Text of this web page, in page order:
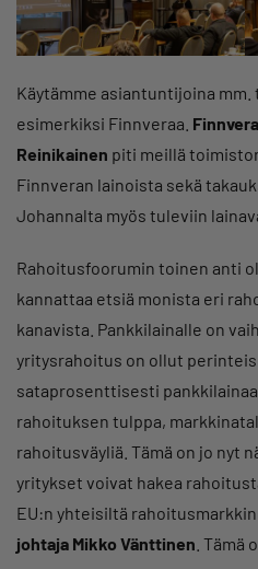
Käytämme asiantuntijoina
esimerkiksi Finnveraa.
Reinikainen piti meillä
Finnveran lainoista sekä
Johannalta myös tuleviin
Rahoitusfoorumin toinen anti
kannattaa etsiä monista eri
kanavista. Pankkilainalle on
yritysrahoitus on ollut
sataprosenttisesti
rahoituksen tulppa,
rahoitusväyliä. Tämä on jo nyt
yritykset voivat hakea
EU:n yhteisiltä
johtaja Mikko Vänttinen .